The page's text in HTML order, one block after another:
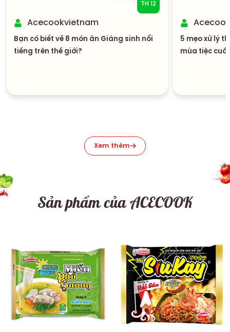
TH 12
Acecookvietnam
Bạn có biết về 8 món ăn Giáng sinh nổi
tiếng trên thế giới?
5 mẹo xử lý
mùa tiệc
Xem thêm
Sản phẩm của ACECOOK